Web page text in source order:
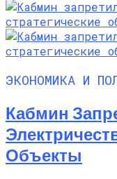
ЭКОНОМИКА И
Кабмин
Объекты